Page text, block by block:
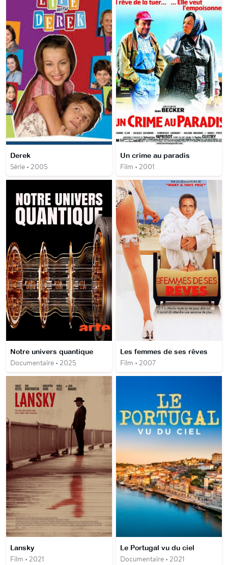
Derek
Série • 2005
Un crime au paradis
Film • 2001
Notre univers quantique
Documentaire • 2025
Les femmes de ses rêves
Film • 2007
Lansky
Film • 2021
Le Portugal vu du ciel
Documentaire • 2021